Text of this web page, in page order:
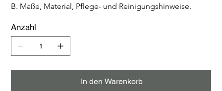
B. Maße, Material, Pflege- und Reinigungshinweise.
Anzahl
In den Warenkorb